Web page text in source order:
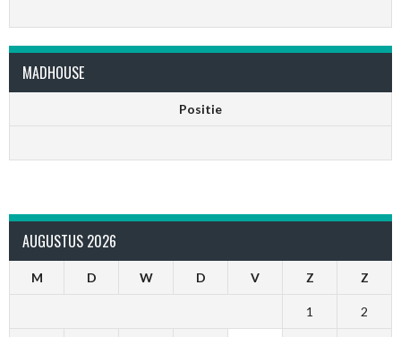
MADHOUSE
Positie
AUGUSTUS 2026
M D W D V Z Z
1 2